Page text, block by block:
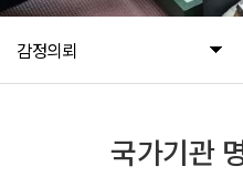
감정의뢰
국가기관